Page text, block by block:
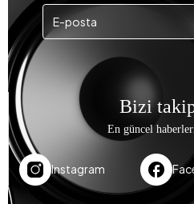
Bizi
En güncel
Instagram